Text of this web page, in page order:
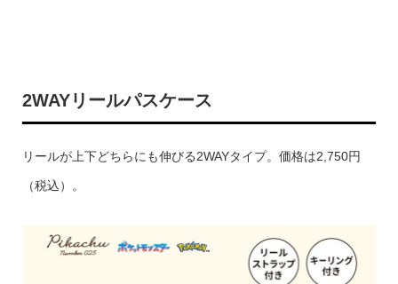
2WAYリールパスケース
リールが上下どちらにも伸びる2WAYタイプ。価格は2,750円
（税込）。